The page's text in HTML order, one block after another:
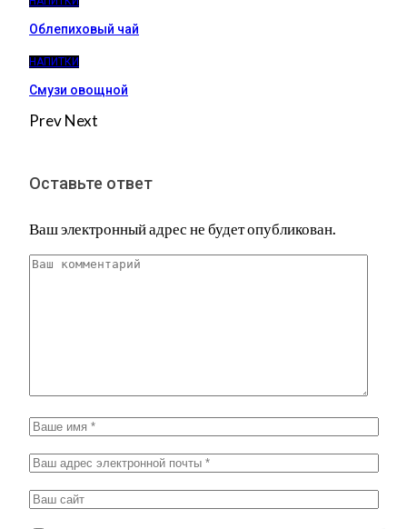
Облепиховый чай
НАПИТКИ
Смузи овощной
PrevNext
Оставьте ответ
Ваш электронный адрес не будет опубликован.